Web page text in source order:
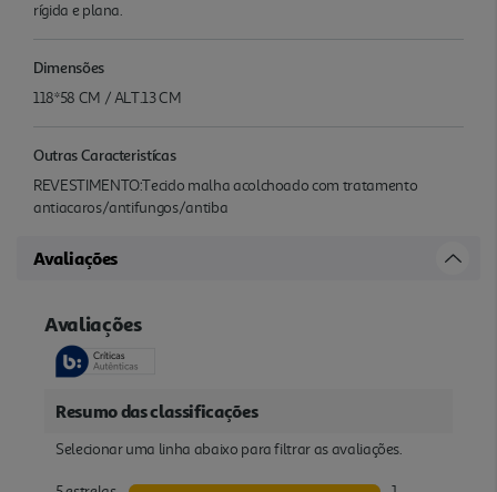
rígida e plana.
Dimensões
118*58 CM / ALT.13 CM
Outras Caracteristícas
REVESTIMENTO:Tecido malha acolchoado com tratamento
antiacaros/antifungos/antiba
Avaliações